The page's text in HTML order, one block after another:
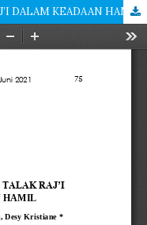
DALAM KEADAAN HAMIL